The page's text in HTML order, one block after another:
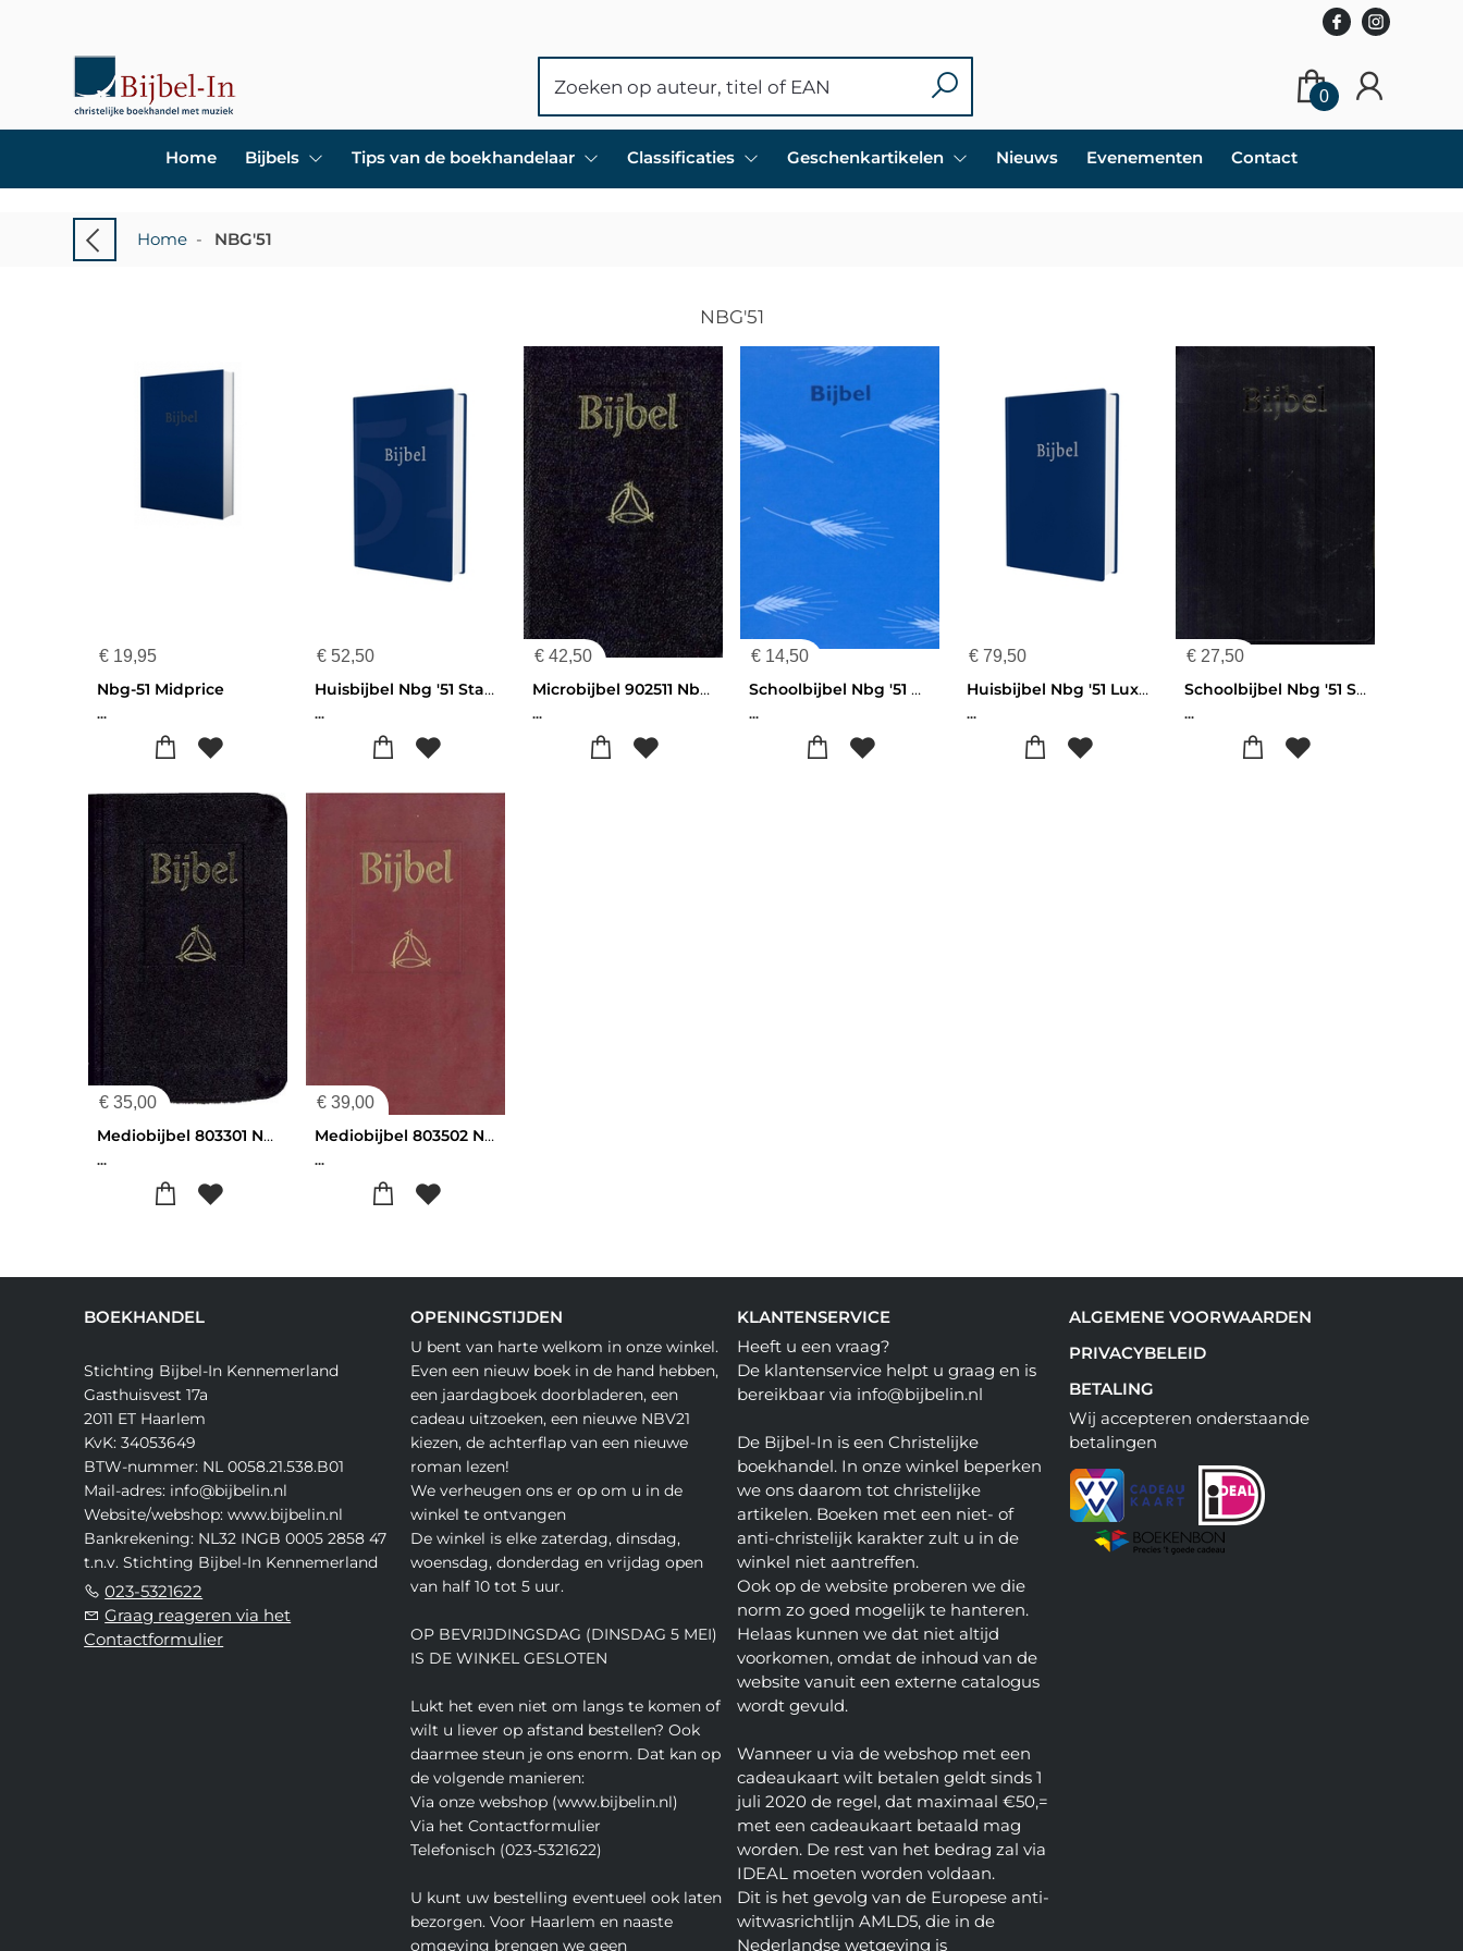
0
Home Bijbels Tips van de boekhandelaar Classificaties Geschenkartikelen Nieuws Evenementen Contact
Home - NBG'51
NBG'51
€19,95
Nbg-51 Midprice
...
€52,50
Huisbijbel Nbg '51 Standaard
...
€42,50
Microbijbel 902511 Nbg Zwart Ps 29g Kuns
...
€ 14,50
Schoolbijbel Nbg '51 Aren Blauw
...
€ 79,50
Huisbijbel Nbg '51 Luxe Editie
...
€ 27,50
Schoolbijbel Nbg '51 Soepele Band Zwart
...
€35,00
Mediobijbel 803301 Nbg Kunstleer Kleursn
...
€39,00
Mediobijbel 803502 Nbg Bruin Viva Goudsn
...
BOEKHANDEL
Stichting Bijbel-In Kennemerland
Gasthuisvest 17a
2011 ET Haarlem
KvK: 34053649
BTW-nummer: NL 0058.21.538.B01
Mail-adres: info@bijbelin.nl
Website/webshop: www.bijbelin.nl
Bankrekening: NL32 INGB 0005 2858 47
t.n.v. Stichting Bijbel-In Kennemerland
023-5321622
Graag reageren via het
Contactformulier
OPENINGSTIJDEN
U bent van harte welkom in onze winkel.
Even een nieuw boek in de hand hebben,
een jaardagboek doorbladeren, een
cadeau uitzoeken, een nieuwe NBV21
kiezen, de achterflap van een nieuwe
roman lezen!
We verheugen ons er op om u in de
winkel te ontvangen
De winkel is elke zaterdag, dinsdag,
woensdag, donderdag en vrijdag open
van half 10 tot 5 uur.
OP BEVRIJDINGSDAG (DINSDAG 5 MEI)
IS DE WINKEL GESLOTEN
Lukt het even niet om langs te komen of
wilt u liever op afstand bestellen? Ook
daarmee steun je ons enorm. Dat kan op
de volgende manieren:
Via onze webshop (www.bijbelin.nl)
Via het Contactformulier
Telefonisch (023-5321622)
U kunt uw bestelling eventueel ook laten
bezorgen. Voor Haarlem en naaste
omgeving brengen we geen
KLANTENSERVICE
Heeft u een vraag?
De klantenservice helpt u graag en is
bereikbaar via info@bijbelin.nl
De Bijbel-In is een Christelijke
boekhandel. In onze winkel beperken
we ons daarom tot christelijke
artikelen. Boeken met een niet- of
anti-christelijk karakter zult u in de
winkel niet aantreffen.
Ook op de website proberen we die
norm zo goed mogelijk te hanteren.
Helaas kunnen we dat niet altijd
voorkomen, omdat de inhoud van de
website vanuit een externe catalogus
wordt gevuld.
Wanneer u via de webshop met een
cadeaukaart wilt betalen geldt sinds 1
juli 2020 de regel, dat maximaal €50,=
met een cadeaukaart betaald mag
worden. De rest van het bedrag zal via
IDEAL moeten worden voldaan.
Dit is het gevolg van de Europese anti-
witwasrichtlijn AMLD5, die in de
Nederlandse wetgeving is
ALGEMENE VOORWAARDEN
PRIVACYBELEID
BETALING
Wij accepteren onderstaande
betalingen